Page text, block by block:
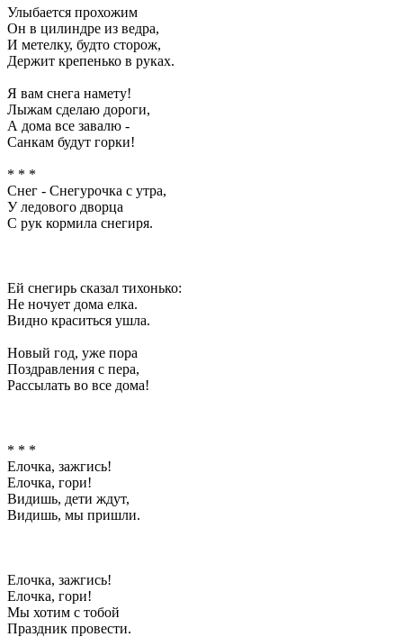
Улыбается прохожим
Он в цилиндре из ведра,
И метелку, будто сторож,
Держит крепенько в руках.
Я вам снега намету!
Лыжам сделаю дороги,
А дома все завалю -
Санкам будут горки!
* * *
Снег - Снегурочка с утра,
У ледового дворца
С рук кормила снегиря.
Ей снегирь сказал тихонько:
Не ночует дома елка.
Видно краситься ушла.
Новый год, уже пора
Поздравления с пера,
Рассылать во все дома!
* * *
Елочка, зажгись!
Елочка, гори!
Видишь, дети ждут,
Видишь, мы пришли.
Елочка, зажгись!
Елочка, гори!
Мы хотим с тобой
Праздник провести.